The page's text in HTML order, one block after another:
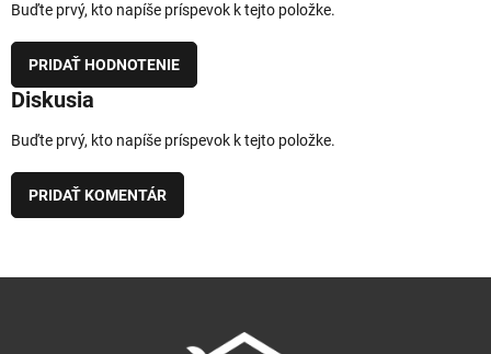
Buďte prvý, kto napíše príspevok k tejto položke.
PRIDAŤ HODNOTENIE
Diskusia
Buďte prvý, kto napíše príspevok k tejto položke.
PRIDAŤ KOMENTÁR